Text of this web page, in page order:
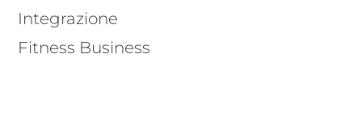
Integrazione
Fitness Business